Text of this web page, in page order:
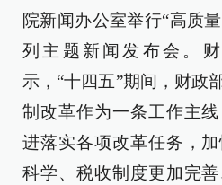
院新闻办公室举行“高质
列主题新闻发布会。
示，“十四五”期间，财政
制改革作为一条工作主
进落实各项改革任务，
科学、税收制度更加完